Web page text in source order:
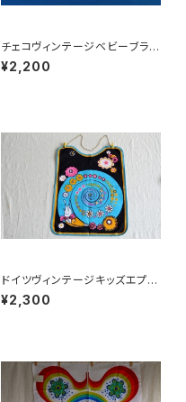
チェコヴィンテージベビーブラウ
ス
¥2,200
ドイツヴィンテージキッズエプロ
ンa
¥2,300